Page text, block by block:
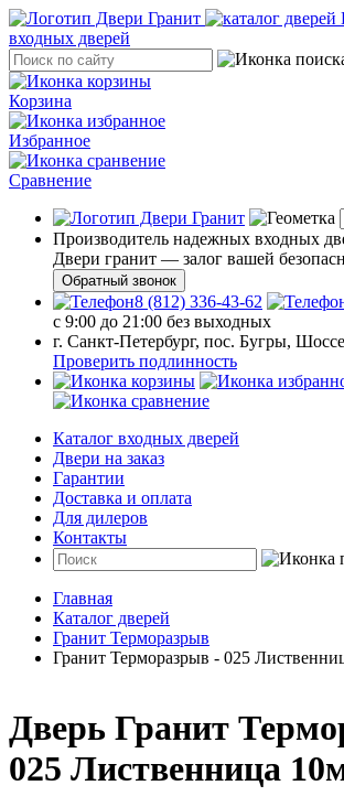
входных дверей
Корзина
Избранное
Сравнение
Производитель надежных входных
Двери гранит — залог вашей
Обратный звонок
8 (812) 336-43-62
с 9:00 до 21:00 без выходных
г. Санкт-Петербург, пос. Бугры,
Проверить подлинность
Каталог входных дверей
Двери на заказ
Гарантии
Доставка и оплата
Для дилеров
Контакты
Главная
Каталог дверей
Гранит Терморазрыв
Гранит Терморазрыв - 025
Дверь Гранит
025 Лиственница